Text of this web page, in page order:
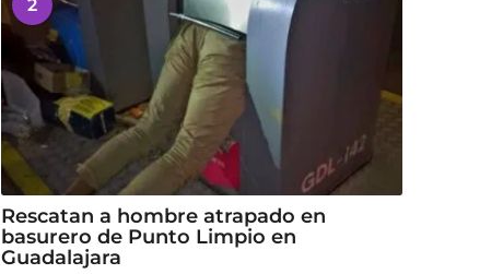
2
Rescatan a hombre atrapado en
basurero de Punto Limpio en
Guadalajara